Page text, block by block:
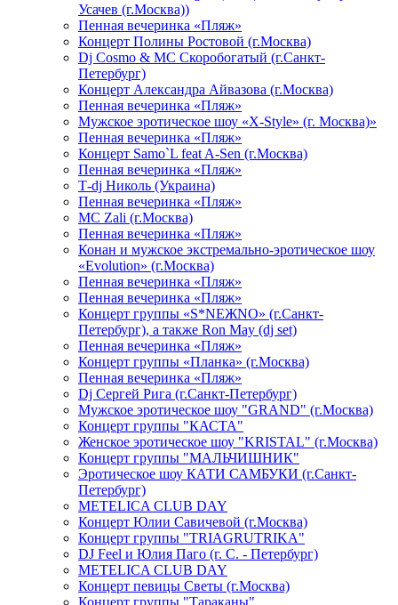
Усачев (г.Москва))
Пенная вечеринка «Пляж»
Концерт Полины Ростовой (г.Москва)
Dj Cosmo & МС Скоробогатый (г.Санкт-
Петербург)
Концерт Александра Айвазова (г.Москва)
Пенная вечеринка «Пляж»
Мужское эротическое шоу «X-Style» (г. Москва)»
Пенная вечеринка «Пляж»
Концерт Samo`L feat A-Sen (г.Москва)
Пенная вечеринка «Пляж»
Т-dj Николь (Украина)
Пенная вечеринка «Пляж»
МС Zali (г.Москва)
Пенная вечеринка «Пляж»
Конан и мужское экстремально-эротическое шоу
«Evolution» (г.Москва)
Пенная вечеринка «Пляж»
Пенная вечеринка «Пляж»
Концерт группы «S*NEЖNO» (г.Санкт-
Петербург), а также Ron May (dj set)
Пенная вечеринка «Пляж»
Концерт группы «Планка» (г.Москва)
Пенная вечеринка «Пляж»
Dj Сергей Рига (г.Санкт-Петербург)
Мужское эротическое шоу "GRAND" (г.Москва)
Концерт группы "КАСТА"
Женское эротическое шоу "KRISTAL" (г.Москва)
Концерт группы "МАЛЬЧИШНИК"
Эротическое шоу КАТИ САМБУКИ (г.Санкт-
Петербург)
METELICA CLUB DAY
Концерт Юлии Савичевой (г.Москва)
Концерт группы "TRIAGRUTRIKA"
DJ Feel и Юлия Паго (г. С. - Петербург)
METELICA CLUB DAY
Концерт певицы Светы (г.Москва)
Концерт группы "Тараканы"